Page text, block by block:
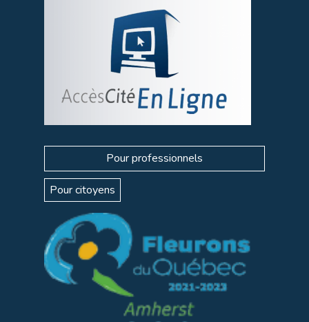
Pour professionnels
Pour citoyens